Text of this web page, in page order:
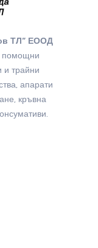
ТЛ“ ЕООД
помощни
и трайни
апарати
кръвна